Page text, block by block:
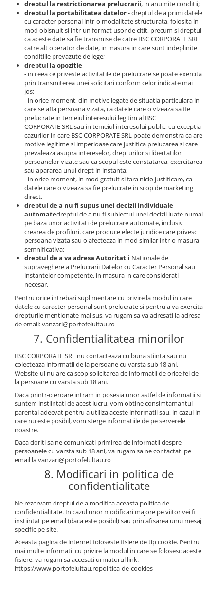
dreptul la restrictionarea prelucrarii, in anumite conditii;
dreptul la portabilitatea datelor- dreptul de a primi datele
cu caracter personal intr-o modalitate structurata, folosita in
mod obisnuit si intr-un format usor de citit, precum si dreptul
ca aceste date sa fie transmise de catre BSC CORPORATE SRL
catre alt operator de date, in masura in care sunt indeplinite
conditiile prevazute de lege;
dreptul la opozitie
- in ceea ce priveste activitatile de prelucrare se poate exercita
prin transmiterea unei solicitari conform celor indicate mai
jos;
- in orice moment, din motive legate de situatia particulara in
care se afla persoana vizata, ca datele care o vizeaza sa fie
prelucrate in temeiul interesului legitim al BSC
CORPORATE SRL sau in temeiul interesului public, cu exceptia
cazurilor in care BSC CORPORATE SRL poate demonstra ca are
motive legitime si imperioase care justifica prelucarea si care
prevaleaza asupra intereselor, drepturilor si libertatilor
persoanelor vizate sau ca scopul este constatarea, exercitarea
sau apararea unui drept in instanta;
- in orice moment, in mod gratuit si fara nicio justificare, ca
datele care o vizeaza sa fie prelucrate in scop de marketing
direct.
dreptul de a nu fi supus unei decizii individuale
automatedreptul de a nu fi subiectul unei decizii luate numai
pe baza unor activitati de prelucrare automate, inclusiv
crearea de profiluri, care produce efecte juridice care privesc
persoana vizata sau o afecteaza in mod similar intr-o masura
semnificativa;
dreptul de a va adresa Autoritatii Nationale de
supraveghere a Prelucrarii Datelor cu Caracter Personal sau
instantelor competente, in masura in care considerati
necesar.
Pentru orice intrebari suplimentare cu privire la modul in care
datele cu caracter personal sunt prelucrate si pentru a va exercita
drepturile mentionate mai sus, va rugam sa va adresati la adresa
de email: vanzari@portofelultau.ro
7. Confidentialitatea minorilor
BSC CORPORATE SRL nu contacteaza cu buna stiinta sau nu
colecteaza informatii de la persoane cu varsta sub 18 ani.
Website-ul nu are ca scop solicitarea de informatii de orice fel de
la persoane cu varsta sub 18 ani.
Daca printr-o eroare intram in posesia unor astfel de informatii si
suntem instiintati de acest lucru, vom obtine consimtamantul
parental adecvat pentru a utiliza aceste informatii sau, in cazul in
care nu este posibil, vom sterge informatiile de pe serverele
noastre.
Daca doriti sa ne comunicati primirea de informatii despre
persoanele cu varsta sub 18 ani, va rugam sa ne contactati pe
email la vanzari@portofelultau.ro
8. Modificari in politica de
confidentialitate
Ne rezervam dreptul de a modifica aceasta politica de
confidentialitate. In cazul unor modificari majore pe viitor vei fi
instiintat pe email (daca este posibil) sau prin afisarea unui mesaj
specific pe site.
Aceasta pagina de internet foloseste fisiere de tip cookie. Pentru
mai multe informatii cu privire la modul in care se folosesc aceste
fisiere, va rugam sa accesati urmatorul link:
https://www.portofelultau.ropolitica-de-cookies